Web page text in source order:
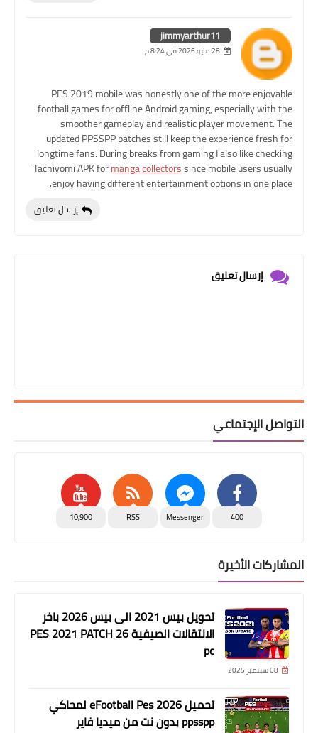
jimmyarthur11
28 مايو 2026 في 8:24 م
PES 2019 mobile was honestly one of the more enjoyable
football games for offline Android gaming, especially with the
smoother gameplay and realistic player movement. The
updated PPSSPP patches still keep the experience fresh for
longtime fans. During breaks from gaming I also like checking
Tachiyomi APK formanga collectorssince mobile users usually
enjoy having different entertainment options in one place.
إرسال تعليق
إرسال تعليق
التواصل الإجتماعي
400
Messenger
RSS
10,900
المشاركات الأخيرة
تحويل بيس 2021 الى بيس 2026 باخر
الانتقالات الصيفية PES 2021 PATCH 26
pc
08 سبتمبر 2025
تحميل eFootball Pes 2026 لمحاكي
ppsspp بدون نت من ميديا فاير